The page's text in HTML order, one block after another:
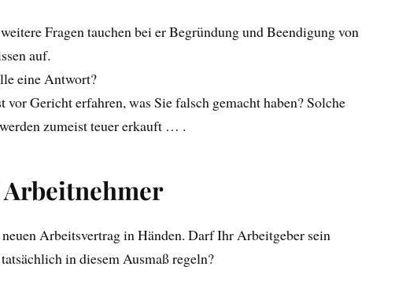
Fragen tauchen bei er Begründung und Beendigung von
auf.
eine Antwort?
vor Gericht erfahren, was Sie falsch gemacht haben? Solche
zumeist teuer erkauft … .
Arbeitnehmer
Arbeitsvertrag in Händen. Darf Ihr Arbeitgeber sein
in diesem Ausmaß regeln?